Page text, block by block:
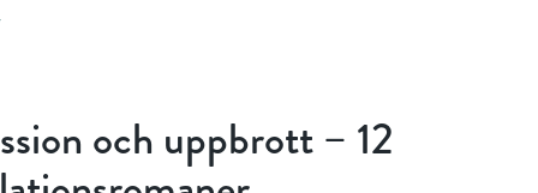
och uppbrott – 12